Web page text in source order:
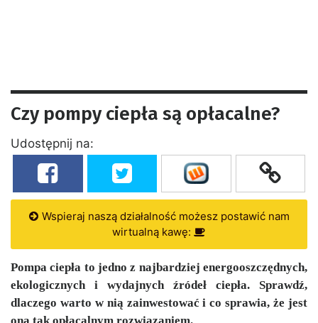
Czy pompy ciepła są opłacalne?
Udostępnij na:
Wspieraj naszą działalność możesz postawić nam
wirtualną kawę:
Pompa ciepła to jedno z najbardziej energooszczędnych,
ekologicznych i wydajnych źródeł ciepła. Sprawdź,
dlaczego warto w nią zainwestować i co sprawia, że jest